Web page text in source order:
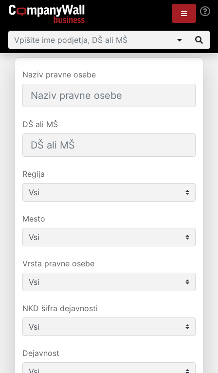
Naziv pravne osebe
DŠ ali MŠ
Regija
Mesto
Vrsta pravne osebe
NKD šifra dejavnosti
Dejavnost